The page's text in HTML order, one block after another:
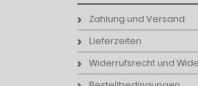
Zahlung und Versand
Lieferzeiten
Widerrufsrecht und